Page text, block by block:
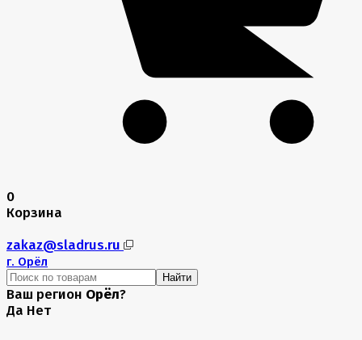
0
Корзина
zakaz@sladrus.ru
г. Орёл
Найти
Ваш регион Орёл?
Да Нет